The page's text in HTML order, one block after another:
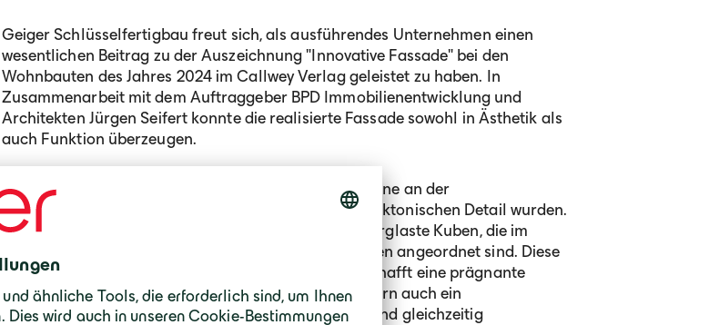
Geiger Schlüsselfertigbau freut sich, als ausführendes Unternehmen einen
wesentlichen Beitrag zu der Auszeichnung "Innovative Fassade" bei den
Wohnbauten des Jahres 2024 im Callwey Verlag geleistet zu haben. In
Zusammenarbeit mit dem Auftraggeber BPD Immobilienentwicklung und
Architekten Jürgen Seifert konnte die realisierte Fassade sowohl in Ästhetik als
auch Funktion überzeugen.
Die Besonderheit dabei sind die wellenförmigen Balkone an der
Innenhoffassade, welche zu einem markanten architektonischen Detail wurden.
Zum Mittleren Ring hin erscheinen die Balkone als verglaste Kuben, die im
Wechsel mit weit vorspringenden Sichtbetonelementen angeordnet sind. Diese
Kombination aus verglasten Elementen und Beton schafft eine prägnante
Architektur, die nicht nur ästhetisch überzeugt, sondern auch ein
spannungsreiches Licht- und Schattenspiel erzeugt und gleichzeitig